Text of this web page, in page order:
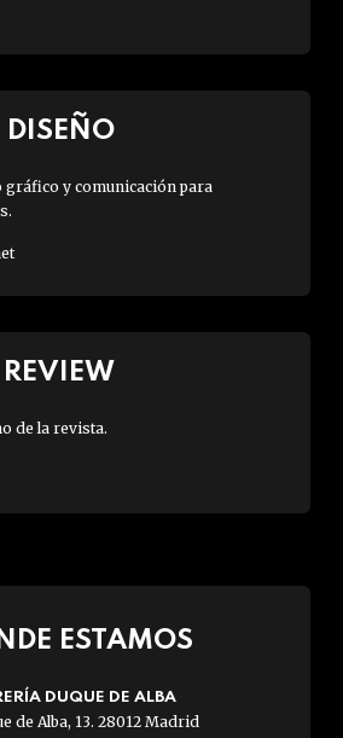
DISEÑO
gráfico y comunicación para
REVIEW
de la revista.
ESTAMOS
DUQUE DE ALBA
de Alba, 13. 28012 Madrid